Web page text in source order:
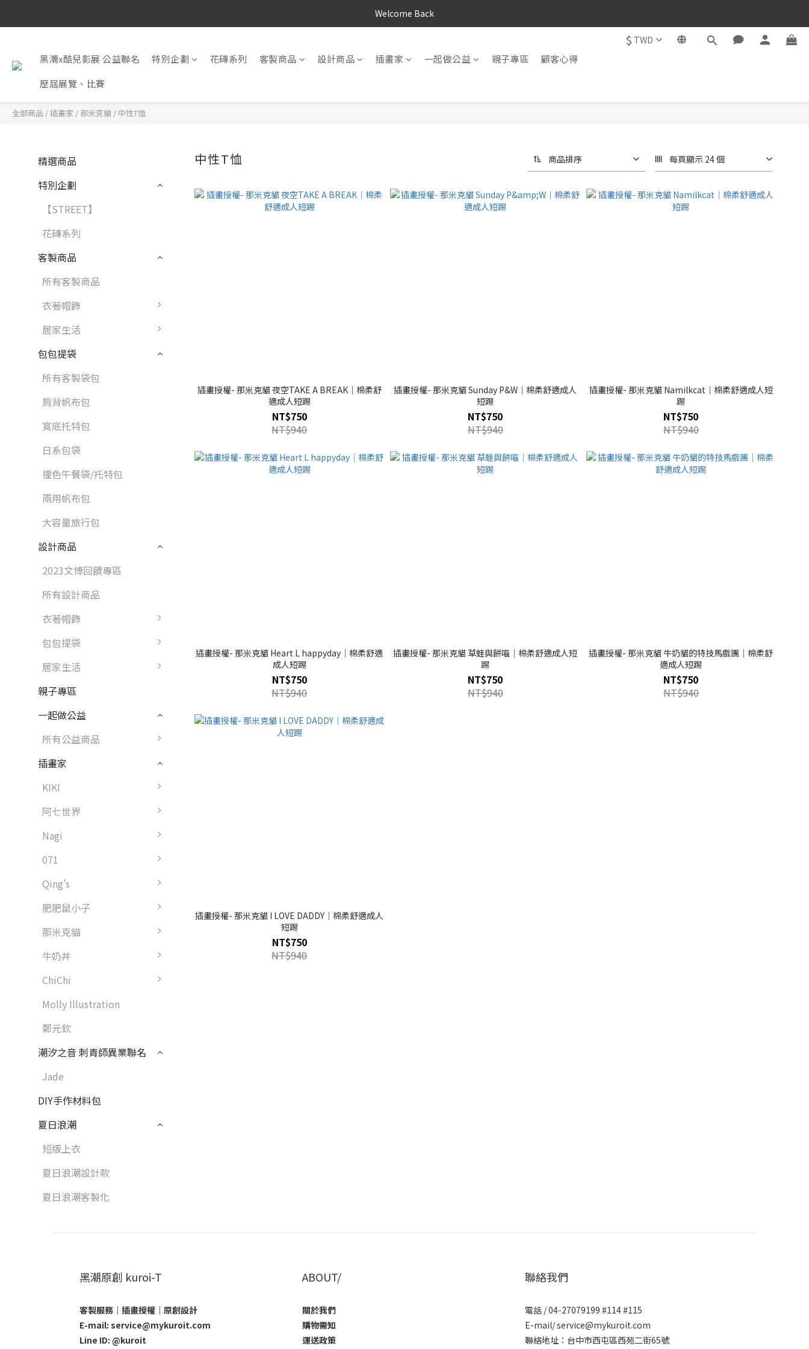
Welcome Back
$ TWD
黑潮x酷兒影展 公益聯名 特別企劃 花磚系列 客製商品 設計商品 插畫家 一起做公益 親子專區
顧客心得
歷屆展覽、比賽
全部商品 /插畫家 / 那米克貓 / 中性T恤
精選商品
特別企劃
【STREET】
花磚系列
客製商品
所有客製商品
衣著帽飾
居家生活
包包提袋
所有客製袋包
肩背帆布包
寬底托特包
日系包袋
撞色午餐袋/托特包
兩用帆布包
大容量旅行包
設計商品
2023文博回饋專區
所有設計商品
衣著帽飾
包包提袋
居家生活
親子專區
一起做公益
所有公益商品
插畫家
KIKI
阿七世界
Nagi
071
Qing's
肥肥鼠小子
那米克貓
牛奶丼
ChiChi
Molly Illustration
鄭元欽
潮汐之音 刺青師異業聯名
Jade
DIY手作材料包
夏日浪潮
短版上衣
夏日浪潮設計款
夏日浪潮客製化
中性T恤 商品排序 每頁顯示 24 個
插畫授權- 那米克貓 夜空TAKE A BREAK｜棉柔舒
適成人短踢
NT$750
NT$940
插畫授權- 那米克貓 Sunday P&W｜棉柔舒適成人
短踢
NT$750
NT$940
插畫授權- 那米克貓 Namilkcat｜棉柔舒適成人短
踢
NT$750
NT$940
插畫授權- 那米克貓 Heart L happyday｜棉柔舒適
成人短踢
NT$750
NT$940
插畫授權- 那米克貓 草蛙與餅喵｜棉柔舒適成人短
踢
NT$750
NT$940
插畫授權- 那米克貓 牛奶貓的特技馬戲團｜棉柔舒
適成人短踢
NT$750
NT$940
插畫授權- 那米克貓 I LOVE DADDY｜棉柔舒適成人
短踢
NT$750
NT$940
黑潮原創 kuroi-T
客製服務｜插畫授權｜原創設計
E-mail: service@mykuroit.com
Line ID: @kuroit
ABOUT/
關於我們
購物需知
運送政策
聯絡我們
電話 / 04-27079199 #114 #115
E-mail/ service@mykuroit.com
聯絡地址：台中市西屯區西苑二街65號